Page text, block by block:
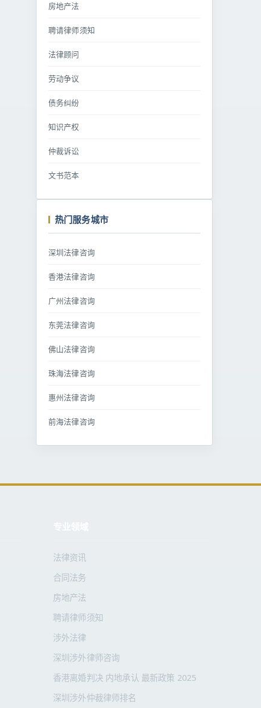
房地产法
聘请律师须知
法律顾问
劳动争议
债务纠纷
知识产权
仲裁诉讼
文书范本
热门服务城市
深圳法律咨询
香港法律咨询
广州法律咨询
东莞法律咨询
佛山法律咨询
珠海法律咨询
惠州法律咨询
前海法律咨询
法律资讯
合同法务
房地产法
聘请律师须知
涉外法律
深圳涉外律师咨询
香港离婚判决 内地承认 最新政策 2025
深圳涉外仲裁律师排名